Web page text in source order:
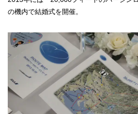
の機内で結婚式を開催。